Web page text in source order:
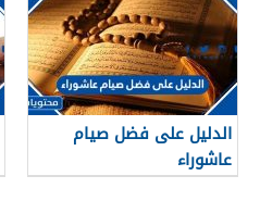
الدليل على فضل صيام
عاشوراء